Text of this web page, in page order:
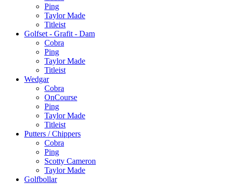
Ping
Taylor Made
Titleist
Golfset - Grafit - Dam
Cobra
Ping
Taylor Made
Titleist
Wedgar
Cobra
OnCourse
Ping
Taylor Made
Titleist
Putters / Chippers
Cobra
Ping
Scotty Cameron
Taylor Made
Golfbollar